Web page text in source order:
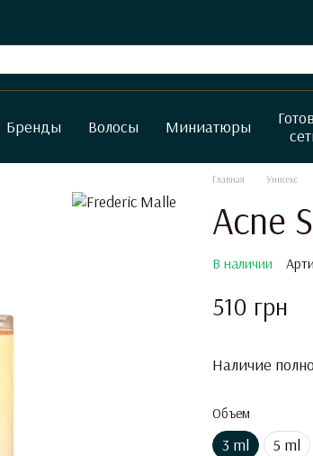
Бренды Волосы Миниатюры
Главная Унисекс
Acne
В наличии
510 грн
Наличие
Объем
3 ml 5 ml